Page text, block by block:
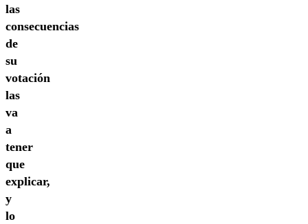
las
consecuencias
de
su
votación
las
va
a
tener
que
explicar,
y
lo